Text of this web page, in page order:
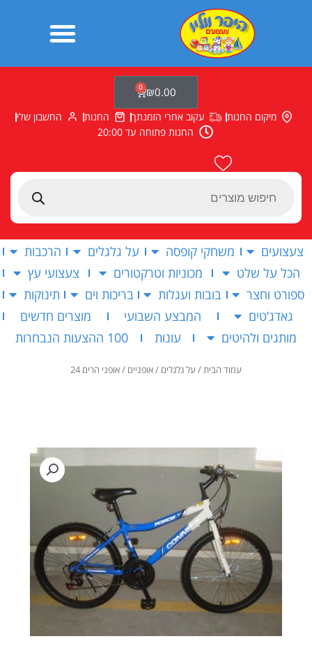
Products
₪0.00
0
עגלת
קניות
מיקום החנות עקוב אחרי הזמנתך החנות
החשבון שלי
החנות פתוחה עד 20:00
צעצועים משחקי קופסה על גלגלים
הרכבות
הכל על שלט
מכוניות וטרקטורים
צעצועי עץ
ספורט וחצר
בובות ועגלות בריכות וים
תינוקות
גאדג’טים
המבצע השבועי
מוצרים חדשים
מותגים ולהיטים
עונות 100 ההצעות הנבחרות
עמוד הבית/על גלגלים /אופניים / אופני הרים 24